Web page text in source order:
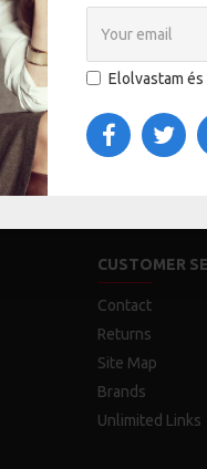
Elolvastam
CUSTOMER
Contact
Returns
Site Map
Brands
Unlimited Links